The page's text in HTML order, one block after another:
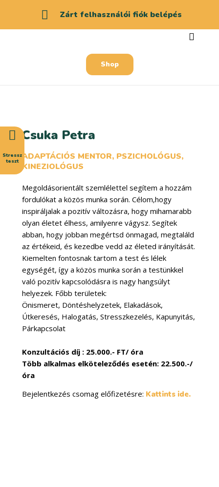
Zárt felhasználói fiók belépés
Shop
Stressz
teszt
Csuka Petra
ADAPTÁCIÓS MENTOR, PSZICHOLÓGUS,
KINEZIOLÓGUS
Megoldásorientált szemlélettel segítem a hozzám
fordulókat a közös munka során. Célom,hogy
inspiráljalak a pozitív változásra, hogy mihamarabb
olyan életet élhess, amilyenre vágysz. Segítek
abban, hogy jobban megértsd önmagad, megtaláld
az értékeid, és kezedbe vedd az életed irányítását.
Kiemelten fontosnak tartom a test és lélek
egységét, így a közös munka során a testünkkel
való pozitív kapcsolódásra is nagy hangsúlyt
helyezek. Főbb területek:
Önismeret, Döntéshelyzetek, Elakadások,
Útkeresés, Halogatás, Stresszkezelés, Kapunyitás,
Párkapcsolat
Konzultációs díj : 25.000.- FT/ óra
Több alkalmas elköteleződés esetén: 22.500.-/
óra
Bejelentkezés csomag előfizetésre: Kattints ide.